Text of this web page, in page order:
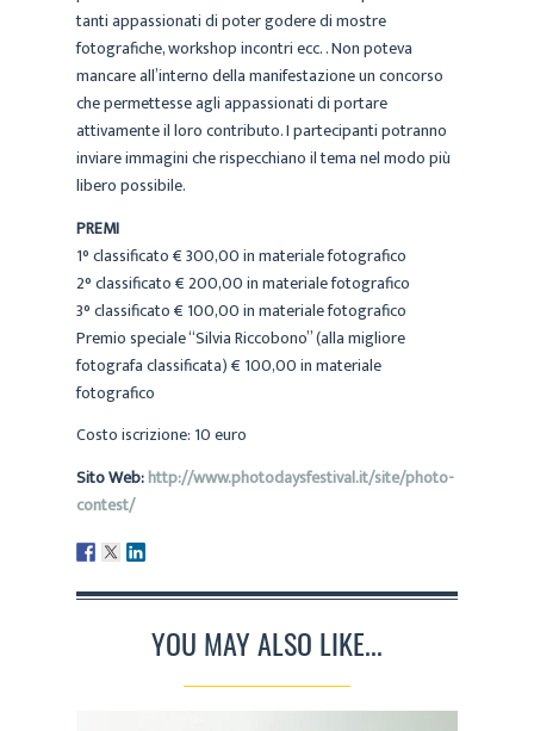
tanti appassionati di poter godere di mostre
fotografiche, workshop incontri ecc. . Non poteva
mancare all’interno della manifestazione un concorso
che permettesse agli appassionati di portare
attivamente il loro contributo. I partecipanti potranno
inviare immagini che rispecchiano il tema nel modo più
libero possibile.
PREMI
1° classificato € 300,00 in materiale fotografico
2° classificato € 200,00 in materiale fotografico
3° classificato € 100,00 in materiale fotografico
Premio speciale “Silvia Riccobono” (alla migliore
fotografa classificata) € 100,00 in materiale
fotografico
Costo iscrizione: 10 euro
Sito Web:http://www.photodaysfestival.it/site/photo-
contest/
YOU MAY ALSO LIKE...